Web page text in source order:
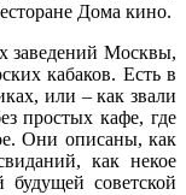
Дома кино.
заведений Москвы,
кабаков. Есть в
или – как звали
простых кафе, где
Они описаны, как
как некое
советской